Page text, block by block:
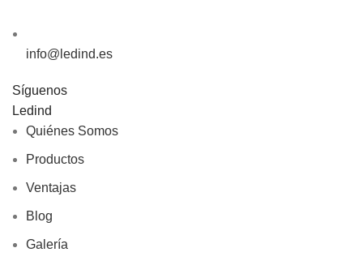
info@ledind.es
Síguenos
Ledind
Quiénes Somos
Productos
Ventajas
Blog
Galería